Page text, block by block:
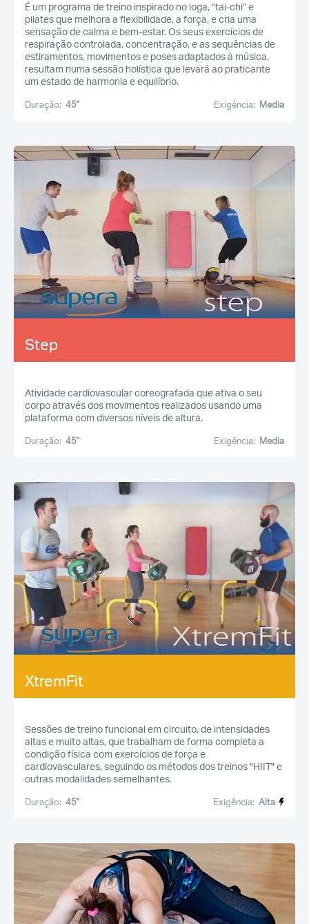
É um programa de treino inspirado no ioga, “tai-chi” e
pilates que melhora a flexibilidade, a força, e cria uma
sensação de calma e bem-estar. Os seus exercícios de
respiração controlada, concentração, e as sequências de
estiramentos, movimentos e poses adaptados à música,
resultam numa sessão holística que levará ao praticante
um estado de harmonia e equilíbrio.
Duração: 45'' Exigência: Media
Step
Atividade cardiovascular coreografada que ativa o seu
corpo através dos movimentos realizados usando uma
plataforma com diversos níveis de altura.
Duração: 45'' Exigência: Media
XtremFit
Sessões de treino funcional em circuito, de intensidades
altas e muito altas, que trabalham de forma completa a
condição física com exercícios de força e
cardiovasculares, seguindo os métodos dos treinos "HIIT" e
outras modalidades semelhantes.
Duração: 45'' Exigência: Alta